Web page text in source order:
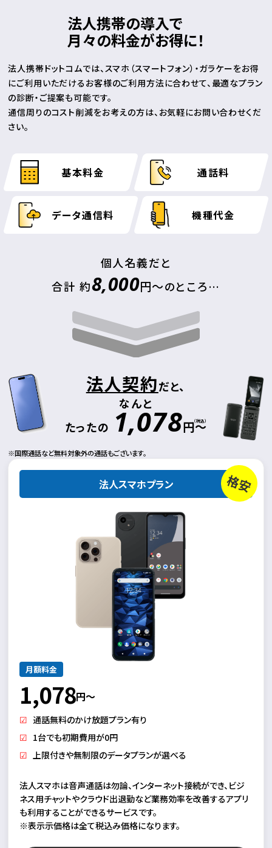
法人携帯の導入で
月々の料金がお得に！
法人携帯ドットコムでは、スマホ（スマートフォン）・ガラケーをお得
にご利用いただける お客様のご利用方法に合わせて、最適なプラン
の診断・ご提案も可能です。
通信周りのコスト削減をお考えの方は、お気軽にお問い合わせくだ
さい。
基本料金 通話料
データ通信料 機種代金
個人名義だと
合計 約8,000円～のところ…
法人契約だと、
なんと
たったの 1,078円～
（税込）
国際通話など無料対象外の通話もございます。
格安
法人スマホプラン
月額料金
1,078円～
通話無料のかけ放題プラン有り
1台でも初期費用が0円
上限付きや無制限のデータプランが選べる
法人スマホは音声通話は勿論、インターネット接続ができ、ビジ
ネス用チャットやクラウド出退勤など業務効率を改善するアプリ
も利用することができるサービスです。
※表示示価格は全て税込み価格になります。